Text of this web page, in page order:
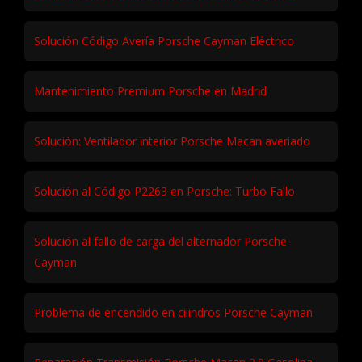
Solución Código Avería Porsche Cayman Eléctrico
Mantenimiento Premium Porsche en Madrid
Solución: Ventilador interior Porsche Macan averiado
Solución al Código P2263 en Porsche: Turbo Fallo
Solución al fallo de carga del alternador Porsche
Cayman
Problema de encendido en cilindros Porsche Cayman